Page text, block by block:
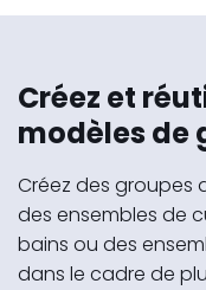
Créez et
modèles de
Créez des groupes
des ensembles de
bains ou des
dans le cadre de